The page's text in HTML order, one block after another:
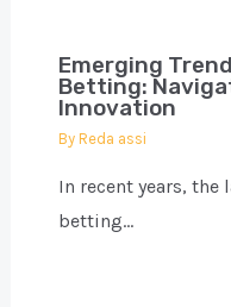
Emerging
Betting:
Innovation
By Reda assi
In recent years, the
betting…